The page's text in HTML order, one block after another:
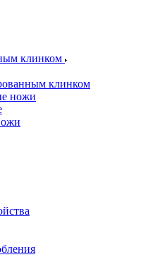
клинком
клинком
ножи